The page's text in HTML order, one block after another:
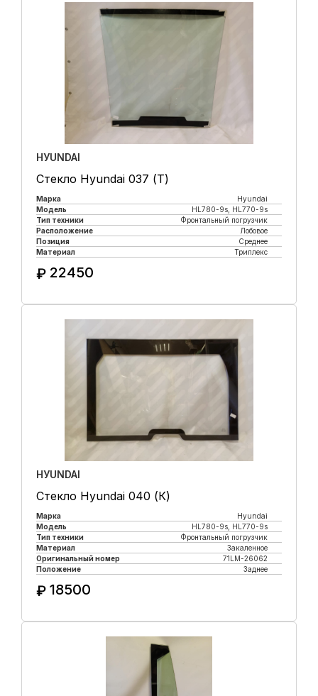
HУUNDAI
Стекло Hyundai 037 (Т)
Марка
Hyundai
Модель
HL780-9s, HL770-9s
Тип техники
Фронтальный погрузчик
Расположение
Лобовое
Позиция
Среднее
Материал
Триплекс
₽ 22450
HУUNDAI
Стекло Hyundai 040 (К)
Марка
Hyundai
Модель
HL780-9s, HL770-9s
Тип техники
Фронтальный погрузчик
Материал
Закаленное
Оригинальный номер
71LM-26062
Положение
Заднее
₽ 18500